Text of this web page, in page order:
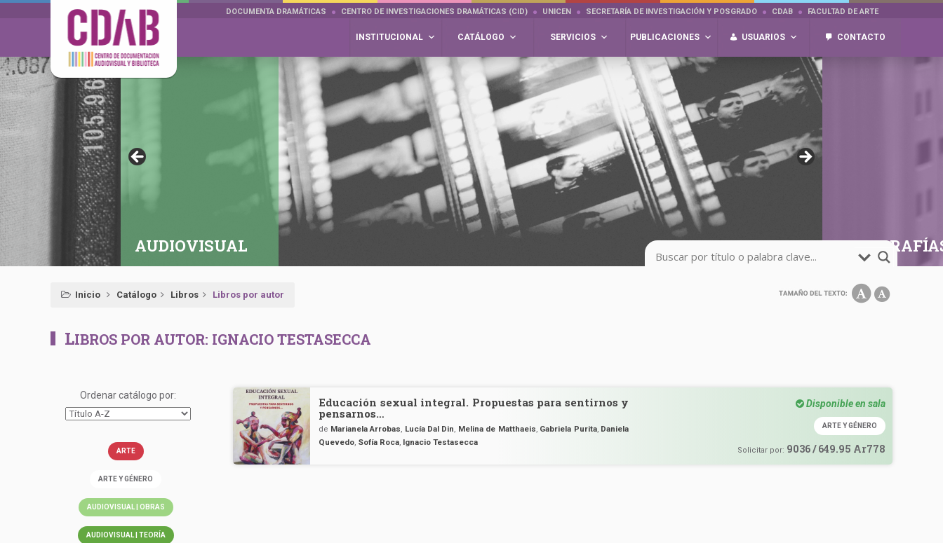
DOCUMENTA DRAMÁTICAS CENTRO DE INVESTIGACIONES DRAMÁTICAS (CID) UNICEN SECRETARÍA DE INVESTIGACIÓN Y POSGRADO CDAB FACULTAD DE ARTE
INSTITUCIONAL CATÁLOGO SERVICIOS PUBLICACIONES USUARIOS CONTACTO
AUDIOVISUAL
Inicio Catálogo Libros Libros por autor
LIBROS POR AUTOR: IGNACIO TESTASECCA
Ordenar catálogo por:
ARTE
ARTE Y GÉNERO
AUDIOVISUAL | OBRAS
AUDIOVISUAL | TEORÍA
Educación sexual integral. Propuestas para sentirnos y
pensarnos…
de Marianela Arrobas, Lucía Dal Din, Melina de Matthaeis, Gabriela Purita, Daniela
Quevedo, Sofía Roca, Ignacio Testasecca
Disponible en sala
ARTE Y GÉNERO
Solicitar por: 9036 / 649.95 Ar778